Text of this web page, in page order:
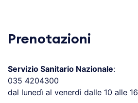
Prenotazioni
Servizio Sanitario Nazionale:
035 4204300
dal lunedì al venerdì dalle 10 alle 16